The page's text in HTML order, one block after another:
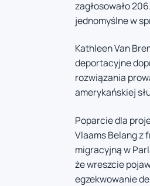
zagłosowało
jednomyślne w
Kathleen Van
deportacyjne
rozwiązania
amerykańskiej
Poparcie dla
Vlaams Belang z
migracyjną w
że wreszcie
egzekwowanie